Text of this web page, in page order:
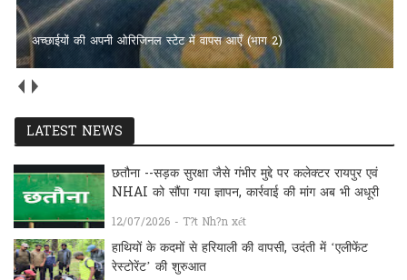
अच्छाईयों की अपनी ओरिजिनल स्टेट में वापस आएँ (भाग 2)
LATEST NEWS
छतौना --सड़क सुरक्षा जैसे गंभीर मुद्दे पर कलेक्टर रायपुर एवं
NHAI को सौंपा गया ज्ञापन, कार्रवाई की मांग अब भी अधूरी
12/07/2026 - T?t Nh?n xét
हाथियों के कदमों से हरियाली की वापसी, उदंती में ‘एलीफेंट
रेस्टोरेंट’ की शुरुआत